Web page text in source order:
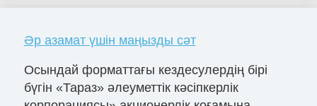
Әр азамат үшін маңызды сәт
Осындай форматтағы кездесулердің бірі
бүгін «Тараз» әлеуметтік кәсіпкерлік